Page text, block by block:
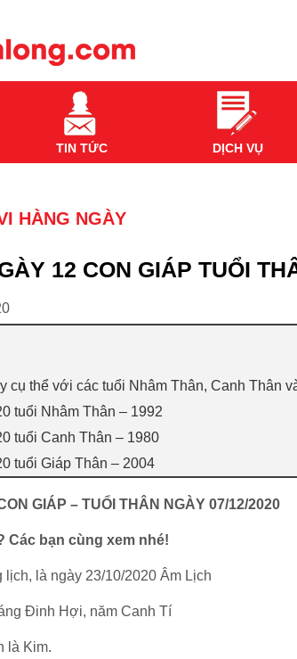
TIN TỨC DỊCH VỤ
HÀNG NGÀY
12 CON GIÁP TUỔI
cụ thể với các tuổi Nhâm Thân, Canh Thân
tuổi Nhâm Thân – 1992
tuổi Canh Thân – 1980
tuổi Giáp Thân – 2004
GIÁP – TUỔI THÂN NGÀY 07/12/2020
Các bạn cùng xem nhé!
là ngày 23/10/2020 Âm Lịch
Đinh Hợi, năm Canh Tí
là Kim.